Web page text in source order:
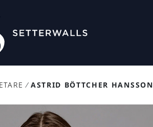
/ ASTRID BÖTTCHER HANSSON